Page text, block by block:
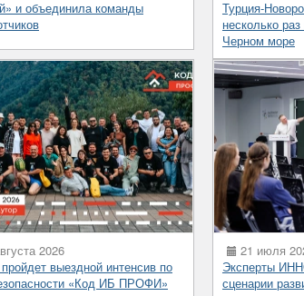
и объединила команды
Турция-
несколько
Черном море
2026
выездной интенсив по
«Код ИБ ПРОФИ»
21 июля
Эксперты
сценарии